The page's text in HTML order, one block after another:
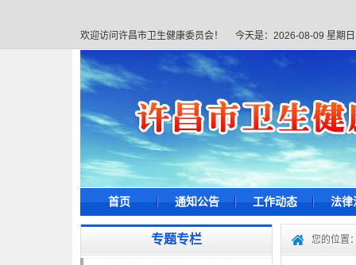
欢迎访问许昌市卫生健康委员会！ 今天是： 2026-08-09 星期日
首页 通知公告 工作动态 法律
专题专栏 您的位置